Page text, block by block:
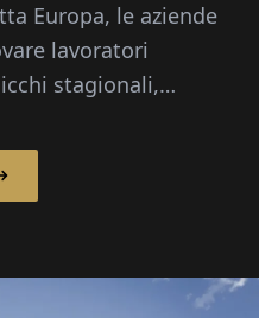
Europa, le aziende
lavoratori
stagionali,